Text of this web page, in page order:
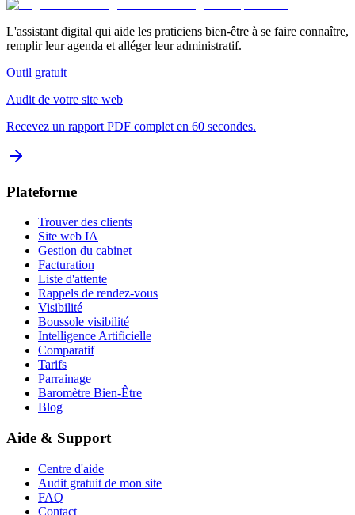
L'assistant digital qui aide les praticiens bien-être à se faire connaître,
remplir leur agenda et alléger leur administratif.
Outil gratuit
Audit de votre site web
Recevez un rapport PDF complet en 60 secondes.
Plateforme
Trouver des clients
Site web IA
Gestion du cabinet
Facturation
Liste d'attente
Rappels de rendez-vous
Visibilité
Boussole visibilité
Intelligence Artificielle
Comparatif
Tarifs
Parrainage
Baromètre Bien-Être
Blog
Aide & Support
Centre d'aide
Audit gratuit de mon site
FAQ
Contact